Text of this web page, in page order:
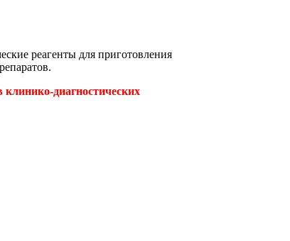
реагенты для приготовления
диагностических